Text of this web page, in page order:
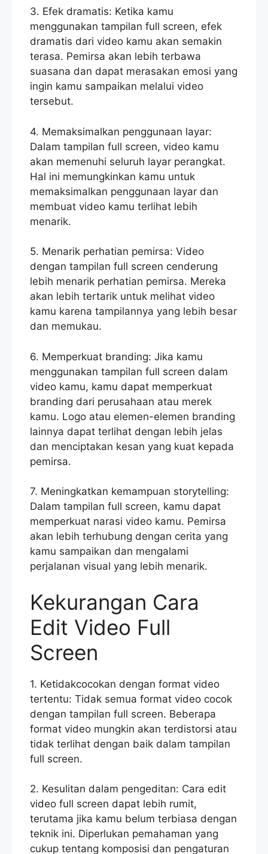
3. Efek dramatis: Ketika kamu
menggunakan tampilan full screen, efek
dramatis dari video kamu akan semakin
terasa. Pemirsa akan lebih terbawa
suasana dan dapat merasakan emosi yang
ingin kamu sampaikan melalui video
tersebut.
4. Memaksimalkan penggunaan layar:
Dalam tampilan full screen, video kamu
akan memenuhi seluruh layar perangkat.
Hal ini memungkinkan kamu untuk
memaksimalkan penggunaan layar dan
membuat video kamu terlihat lebih
menarik.
5. Menarik perhatian pemirsa: Video
dengan tampilan full screen cenderung
lebih menarik perhatian pemirsa. Mereka
akan lebih tertarik untuk melihat video
kamu karena tampilannya yang lebih besar
dan memukau.
6. Memperkuat branding: Jika kamu
menggunakan tampilan full screen dalam
video kamu, kamu dapat memperkuat
branding dari perusahaan atau merek
kamu. Logo atau elemen-elemen branding
lainnya dapat terlihat dengan lebih jelas
dan menciptakan kesan yang kuat kepada
pemirsa.
7. Meningkatkan kemampuan storytelling:
Dalam tampilan full screen, kamu dapat
memperkuat narasi video kamu. Pemirsa
akan lebih terhubung dengan cerita yang
kamu sampaikan dan mengalami
perjalanan visual yang lebih menarik.
Kekurangan Cara
Edit Video Full
Screen
1. Ketidakcocokan dengan format video
tertentu: Tidak semua format video cocok
dengan tampilan full screen. Beberapa
format video mungkin akan terdistorsi atau
tidak terlihat dengan baik dalam tampilan
full screen.
2. Kesulitan dalam pengeditan: Cara edit
video full screen dapat lebih rumit,
terutama jika kamu belum terbiasa dengan
teknik ini. Diperlukan pemahaman yang
cukup tentang komposisi dan pengaturan